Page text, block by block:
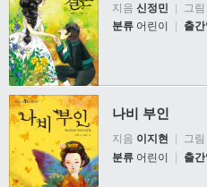
지음 신정민 | 그림
분류 어린이 출간
나비 부인
지음 이지현 그림
분류 어린이 | 출간